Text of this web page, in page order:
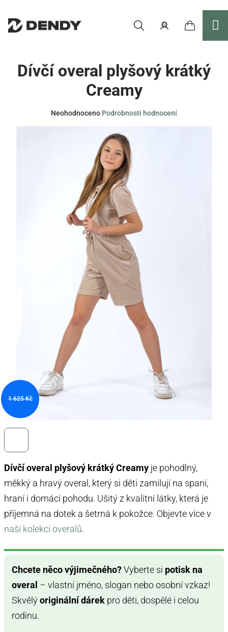
obsah
Nákupní
košík
Dívčí overal plyšový krátký Creamy je pohodlný,
měkký a hravý overal, který si děti zamilují na spaní,
hraní i domácí pohodu. Ušitý z kvalitní látky, která je
příjemná na dotek a šetrná k pokožce. Objevte více v
naší kolekci overalů.
Chcete něco výjimečného?Vyberte si potisk na
overal – vlastní jméno, slogan nebo osobní vzkaz!
Skvělýoriginální dárek pro děti, dospělé i celou
rodinu.
Dívčí overal plyšový krátký
Creamy
Průměrné
hvězdiček.
Neohodnoceno Podrobnosti hodnocení
1 625 Kč